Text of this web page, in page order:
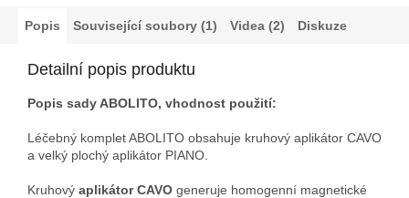
Popis Související soubory (1) Videa (2) Diskuze
Detailní popis produktu
Popis sady ABOLITO, vhodnost použití:
Léčebný komplet ABOLITO obsahuje kruhový aplikátor CAVO
a velký plochý aplikátor PIANO.
Kruhový aplikátor CAVO generuje homogenní magnetické